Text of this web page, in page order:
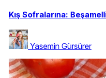
Kış Sofralarına:
Yasemin Gürsürer